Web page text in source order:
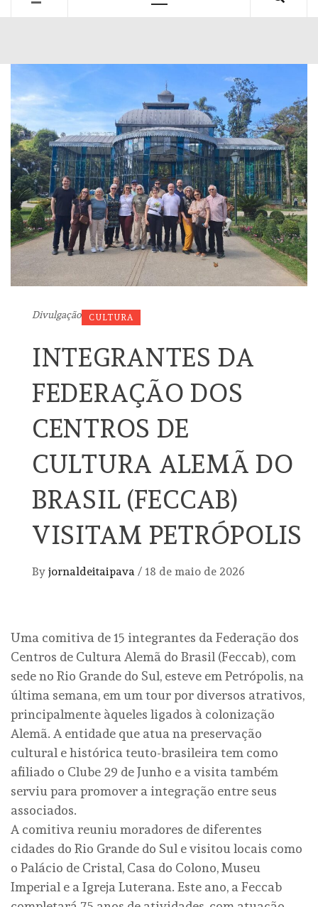
Divulgação CULTURA
INTEGRANTES DA
FEDERAÇÃO DOS
CENTROS DE
CULTURA ALEMÃ DO
BRASIL (FECCAB)
VISITAM PETRÓPOLIS
By jornaldeitaipava / 18 de maio de 2026
Uma comitiva de 15 integrantes da Federação dos
Centros de Cultura Alemã do Brasil (Feccab), com
sede no Rio Grande do Sul, esteve em Petrópolis, na
última semana, em um tour por diversos atrativos,
principalmente àqueles ligados à colonização
Alemã. A entidade que atua na preservação
cultural e histórica teuto-brasileira tem como
afiliado o Clube 29 de Junho e a visita também
serviu para promover a integração entre seus
associados.
A comitiva reuniu moradores de diferentes
cidades do Rio Grande do Sul e visitou locais como
o Palácio de Cristal, Casa do Colono, Museu
Imperial e a Igreja Luterana. Este ano, a Feccab